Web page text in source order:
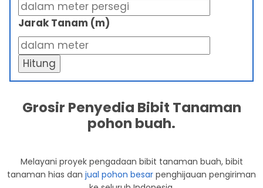
Jarak Tanam (m)
Hitung
Grosir Penyedia Bibit Tanaman
pohon buah.
Melayani proyek pengadaan bibit tanaman buah, bibit
tanaman hias dan jual pohon besar penghijauan pengiriman